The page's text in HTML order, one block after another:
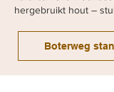
hergebruikt hout –
Boterweg